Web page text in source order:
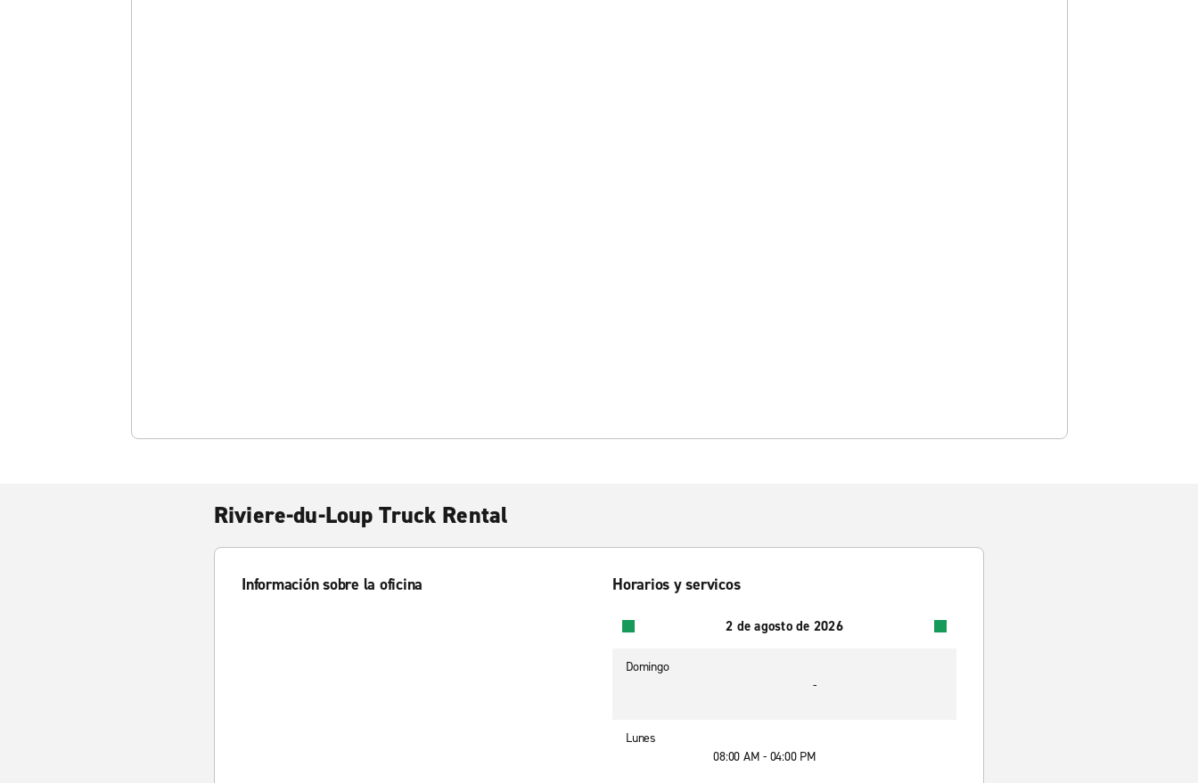
Riviere-du-Loup Truck Rental
Información sobre la oficina Horarios y servicos
2 de agosto de 2026
Domingo
-
Lunes
08:00 AM - 04:00 PM